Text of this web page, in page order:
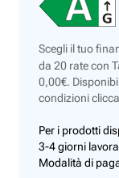
Scegli il tuo
da 20 rate con
0,00€.
condizioni
Per i prodotti
3-4 giorni
Modalità di